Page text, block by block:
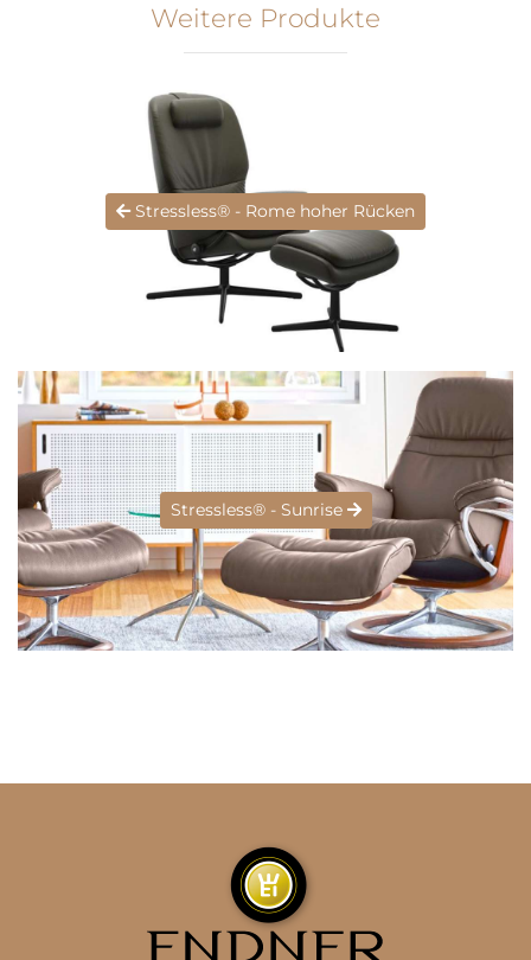
Weitere Produkte
Stressless® - Rome hoher Rücken
Stressless® - Sunrise